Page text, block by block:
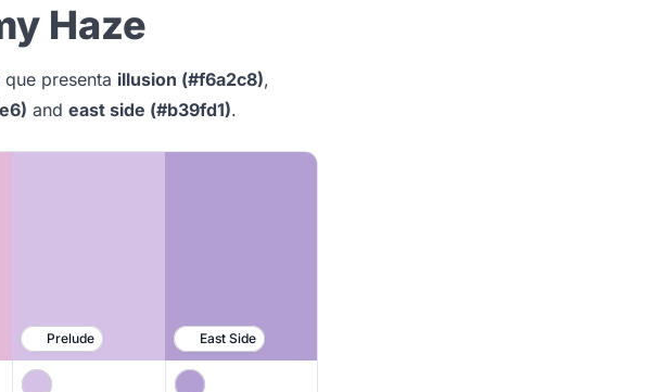
Haze
que presenta illusion (#f6a2c8),
and east side (#b39fd1).
Prelude East Side